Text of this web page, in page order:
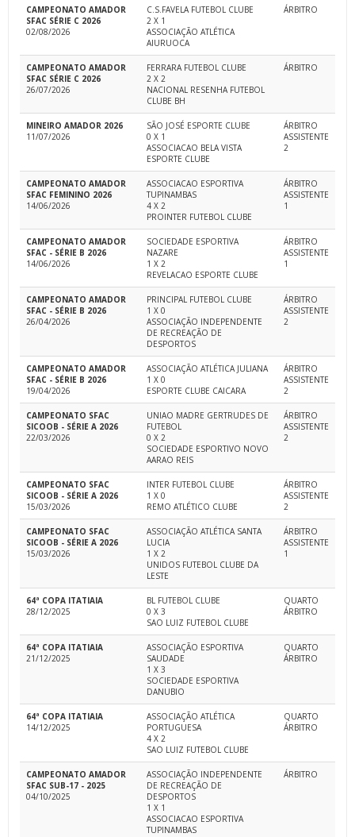
CAMPEONATO AMADOR
SFAC SÉRIE C 2026
02/08/2026
C.S.FAVELA FUTEBOL CLUBE
2 X 1
ASSOCIAÇÃO ATLÉTICA
AIURUOCA
ÁRBITRO
CAMPEONATO AMADOR
SFAC SÉRIE C 2026
26/07/2026
FERRARA FUTEBOL CLUBE
2 X 2
NACIONAL RESENHA FUTEBOL
CLUBE BH
ÁRBITRO
MINEIRO AMADOR 2026
11/07/2026
SÃO JOSÉ ESPORTE CLUBE
0 X 1
ASSOCIACAO BELA VISTA
ESPORTE CLUBE
ÁRBITRO
ASSISTENTE
2
CAMPEONATO AMADOR
SFAC FEMININO 2026
14/06/2026
ASSOCIACAO ESPORTIVA
TUPINAMBAS
4 X 2
PROINTER FUTEBOL CLUBE
ÁRBITRO
ASSISTENTE
1
CAMPEONATO AMADOR
SFAC - SÉRIE B 2026
14/06/2026
SOCIEDADE ESPORTIVA
NAZARE
1 X 2
REVELACAO ESPORTE CLUBE
ÁRBITRO
ASSISTENTE
1
CAMPEONATO AMADOR
SFAC - SÉRIE B 2026
26/04/2026
PRINCIPAL FUTEBOL CLUBE
1 X 0
ASSOCIAÇÃO INDEPENDENTE
DE RECREAÇÃO DE
DESPORTOS
ÁRBITRO
ASSISTENTE
2
CAMPEONATO AMADOR
SFAC - SÉRIE B 2026
19/04/2026
ASSOCIAÇÃO ATLÉTICA JULIANA
1 X 0
ESPORTE CLUBE CAICARA
ÁRBITRO
ASSISTENTE
2
CAMPEONATO SFAC
SICOOB - SÉRIE A 2026
22/03/2026
UNIAO MADRE GERTRUDES DE
FUTEBOL
0 X 2
SOCIEDADE ESPORTIVO NOVO
AARAO REIS
ÁRBITRO
ASSISTENTE
2
CAMPEONATO SFAC
SICOOB - SÉRIE A 2026
15/03/2026
INTER FUTEBOL CLUBE
1 X 0
REMO ATLÉTICO CLUBE
ÁRBITRO
ASSISTENTE
2
CAMPEONATO SFAC
SICOOB - SÉRIE A 2026
15/03/2026
ASSOCIAÇÃO ATLÉTICA SANTA
LUCIA
1 X 2
UNIDOS FUTEBOL CLUBE DA
LESTE
ÁRBITRO
ASSISTENTE
1
64ª COPA ITATIAIA
28/12/2025
BL FUTEBOL CLUBE
0 X 3
SAO LUIZ FUTEBOL CLUBE
QUARTO
ÁRBITRO
64ª COPA ITATIAIA
21/12/2025
ASSOCIAÇÃO ESPORTIVA
SAUDADE
1 X 3
SOCIEDADE ESPORTIVA
DANUBIO
QUARTO
ÁRBITRO
64ª COPA ITATIAIA
14/12/2025
ASSOCIAÇÃO ATLÉTICA
PORTUGUESA
4 X 2
SAO LUIZ FUTEBOL CLUBE
QUARTO
ÁRBITRO
CAMPEONATO AMADOR
SFAC SUB-17 - 2025
04/10/2025
ASSOCIAÇÃO INDEPENDENTE
DE RECREAÇÃO DE
DESPORTOS
1 X 1
ASSOCIACAO ESPORTIVA
TUPINAMBAS
ÁRBITRO